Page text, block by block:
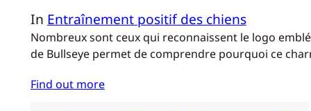
In Entraînement positif des chiens
Nombreux sont ceux qui reconnaissent le logo
de Bullseye permet de comprendre pourquoi ce
Find out more